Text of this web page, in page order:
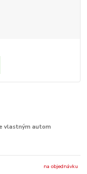
vlastným autom
na objednávku